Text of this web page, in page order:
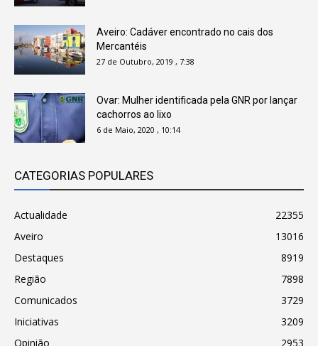
Aveiro: Cadáver encontrado no cais dos
Mercantéis
27 de Outubro, 2019 , 7:38
Ovar: Mulher identificada pela GNR por lançar
cachorros ao lixo
6 de Maio, 2020 , 10:14
CATEGORIAS POPULARES
Actualidade
22355
Aveiro
13016
Destaques
8919
Região
7898
Comunicados
3729
Iniciativas
3209
Opinião
2953